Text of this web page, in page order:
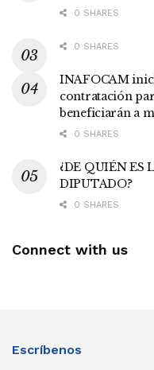
0 SHARES
0 SHARES
INAFOCAM
contratación
beneficiarán a
0 SHARES
¿DE QUIÉN ES
DIPUTADO?
0 SHARES
Connect with us
Escríbenos